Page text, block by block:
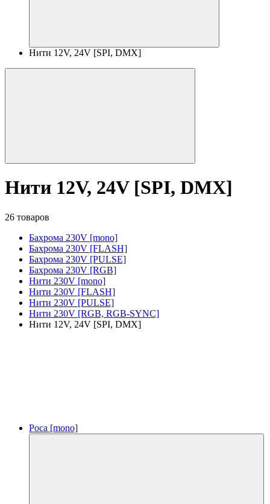
Нити 12V, 24V [SPI, DMX]
Нити 12V, 24V [SPI, DMX]
26 товаров
Бахрома 230V [mono]
Бахрома 230V [FLASH]
Бахрома 230V [PULSE]
Бахрома 230V [RGB]
Нити 230V [mono]
Нити 230V [FLASH]
Нити 230V [PULSE]
Нити 230V [RGB, RGB-SYNC]
Нити 12V, 24V [SPI, DMX]
Роса [mono]